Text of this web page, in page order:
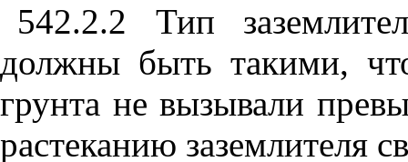
542.2.2 Тип
должны быть такими,
грунта не вызывали
растеканию заземлителя